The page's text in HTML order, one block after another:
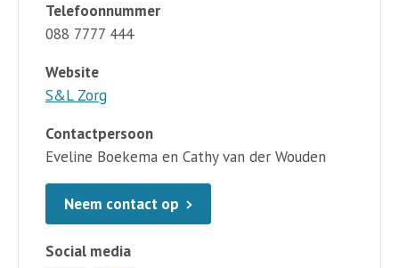
Telefoonnummer
088 7777 444
Website
S&L Zorg
Contactpersoon
Eveline Boekema en Cathy van der Wouden
Neem contact op
Social media